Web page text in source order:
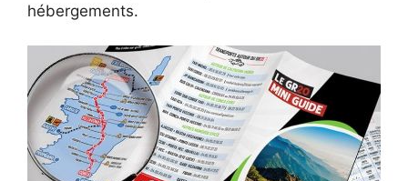
hébergements.